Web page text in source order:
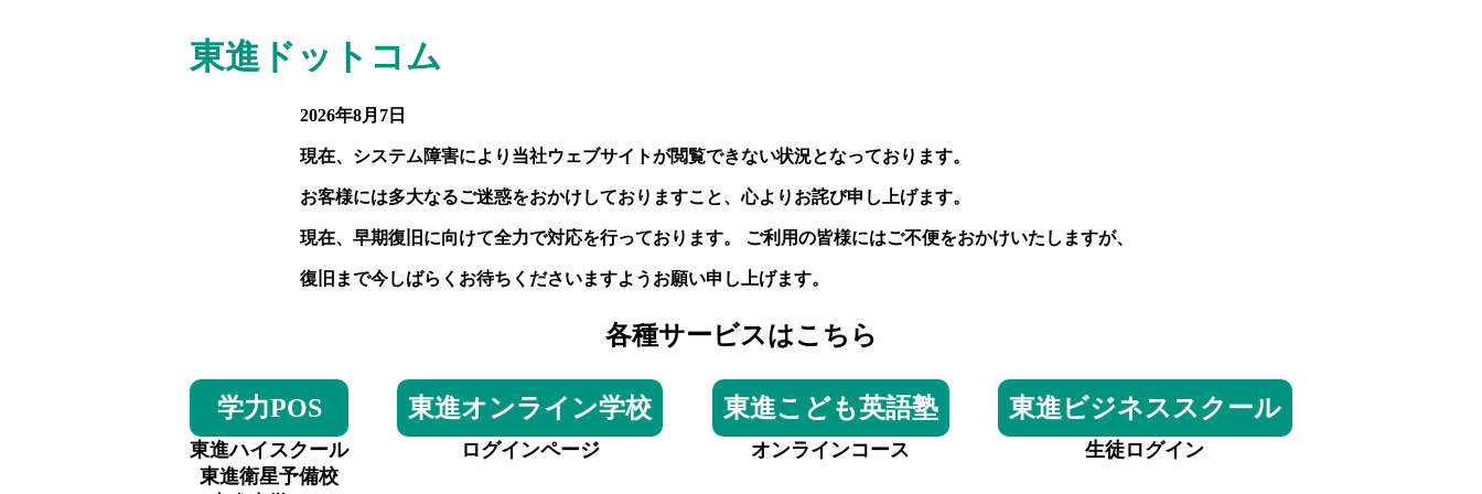
東進ドットコム
2026年8月7日
現在、システム障害により当社ウェブサイトが閲覧できない状況となっております。
お客様には多大なるご迷惑をおかけしておりますこと、心よりお詫び申し上げます。
現在、早期復旧に向けて全力で対応を行っております。 ご利用の皆様にはご不便をおかけいたしますが、
復旧まで今しばらくお待ちくださいますようお願い申し上げます。
各種サービスはこちら
学力POS
東進ハイスクール
東進衛星予備校
東進オンライン学校
ログインページ
東進こども英語塾
オンラインコース
東進ビジネススクール
生徒ログイン